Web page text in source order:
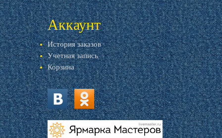
Аккаунт
История заказов
Учетная запись
Корзина
vk.com ok.ru